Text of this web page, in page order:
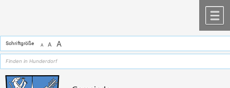
Schriftgröße A A A